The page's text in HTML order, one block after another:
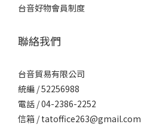
台音好物會員制度
聯絡我們
台音貿易有限公司
統編 / 52256988
電話 / 04-2386-2252
信箱 / tatoffice263@gmail.com